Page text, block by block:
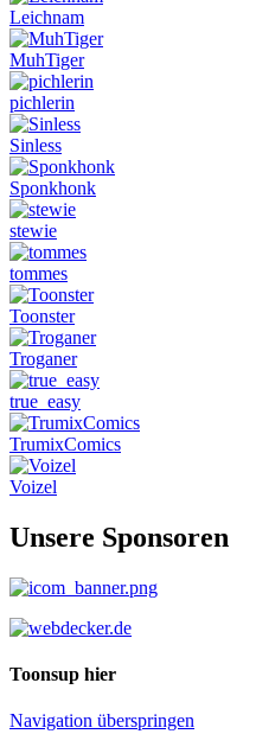
Leichnam
MuhTiger
pichlerin
Sinless
Sponkhonk
stewie
tommes
Toonster
Troganer
true_easy
TrumixComics
Voizel
Unsere Sponsoren
Toonsup hier
Navigation überspringen